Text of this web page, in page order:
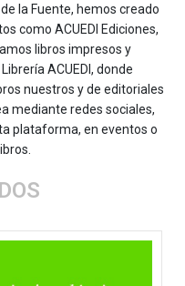
la Fuente, hemos creado
como ACUEDI Ediciones,
libros impresos y
ACUEDI, donde
nuestros y de editoriales
mediante redes sociales,
plataforma, en eventos o